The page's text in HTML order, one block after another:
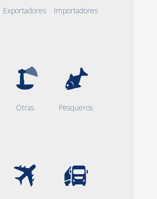
Exportadores Importadores
Otras Pesqueros